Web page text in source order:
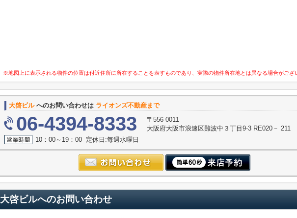
※地図上に表示される物件の位置は付近住所に所在することを表すものであり、実際の物件所在地とは異なる場合がござ
大啓ビルへのお問い合わせは ライオンズ不動産まで
06-4394-8333
〒556-0011
大阪府大阪市浪速区難波中３丁目9-3 RE020－ 211
10：00～19：00 定休日:毎週水曜日
大啓ビルへのお問い合わせ